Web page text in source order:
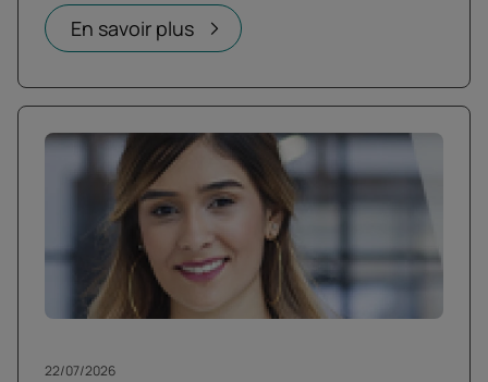
En savoir plus
22/07/2026